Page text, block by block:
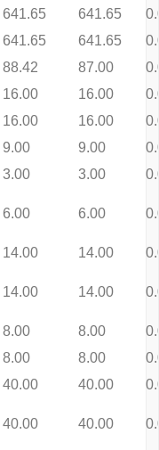
641.65 641.65
641.65 641.65
88.42 87.00
16.00 16.00
16.00 16.00
9.00 9.00
3.00 3.00
6.00 6.00
14.00 14.00
14.00 14.00
8.00 8.00
8.00 8.00
40.00 40.00
40.00 40.00